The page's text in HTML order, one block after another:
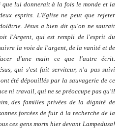
lui donnerait à la fois le monde et la
esprits. L'Eglise ne peut que rejeter
Jésus a bien dit qu'on ne saurait
l'Argent, qui est rempli de l'esprit du
la voie de l'argent, de la vanité et de
d'une main ce que l'autre écrit.
qui s'est fait serviteur, n'a pas suivi
été dépouillés par la sauvagerie de ce
ni travail, qui ne se préoccupe pas qu'il
des familles privées de la dignité de
forcées de fuir à la recherche de la
ces gens morts hier devant Lampedusa!